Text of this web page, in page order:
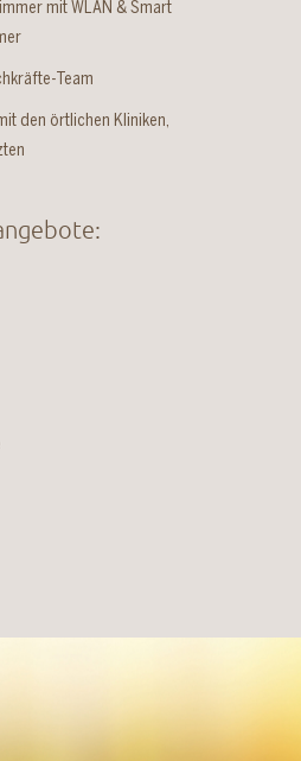
mit WLAN & Smart
Team
den örtlichen Kliniken,